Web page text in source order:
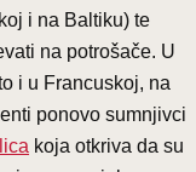
i na Baltiku) te
na potrošače. U
i u Francuskoj, na
ponovo sumnjivci
koja otkriva da su